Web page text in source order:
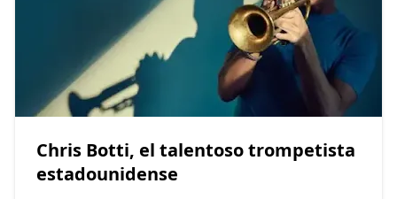
Chris Botti, el talentoso trompetista
estadounidense